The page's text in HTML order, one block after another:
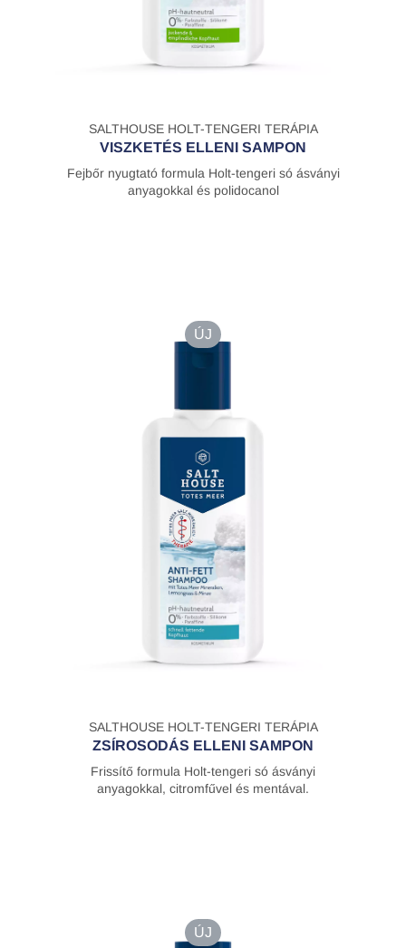
SALTHOUSE HOLT-TENGERI TERÁPIA
VISZKETÉS ELLENI SAMPON
Fejbőr nyugtató formula Holt-tengeri só ásványi
anyagokkal és polidocanol
ÚJ
SALTHOUSE HOLT-TENGERI TERÁPIA
ZSÍROSODÁS ELLENI SAMPON
Frissítő formula Holt-tengeri só ásványi
anyagokkal, citromfűvel és mentával.
ÚJ